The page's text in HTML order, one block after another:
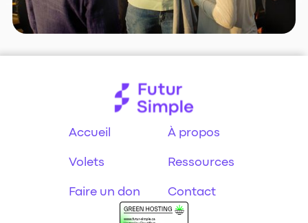
Accueil À propos
Volets Ressources
Faire un don Contact